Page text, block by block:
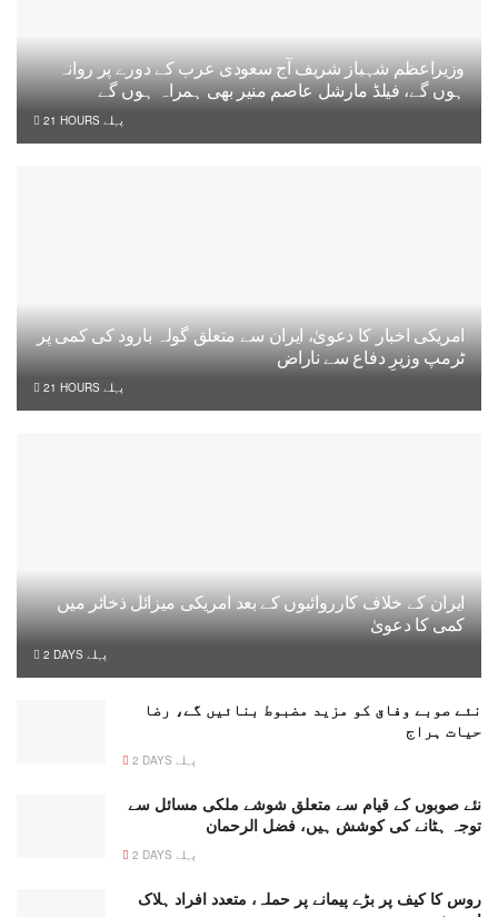
وزیراعظم شہباز شریف آج سعودی عرب کے دورے پر روانہ
ہوں گے، فیلڈ مارشل عاصم منیر بھی ہمراہ ہوں گے
21 HOURS پہلے
امریکی اخبار کا دعویٰ، ایران سے متعلق گولہ بارود کی کمی پر
ٹرمپ وزیرِ دفاع سے ناراض
21 HOURS پہلے
ایران کے خلاف کارروائیوں کے بعد امریکی میزائل ذخائر میں
کمی کا دعویٰ
2 DAYS پہلے
نئے صوبے وفاق کو مزید مضبوط بنائیں گے، رضا
حیات ہراج
2 DAYS پہلے
نئے صوبوں کے قیام سے متعلق شوشے ملکی مسائل سے
توجہ ہٹانے کی کوشش ہیں، فضل الرحمان
2 DAYS پہلے
روس کا کیف پر بڑے پیمانے پر حملہ، متعدد افراد ہلاک